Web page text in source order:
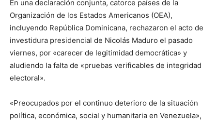
En una declaración conjunta, catorce países de la
Organización de los Estados Americanos (OEA),
incluyendo República Dominicana, rechazaron el acto de
investidura presidencial de Nicolás Maduro el pasado
viernes, por «carecer de legitimidad democrática» y
aludiendo la falta de «pruebas verificables de integridad
electoral».
«Preocupados por el continuo deterioro de la situación
política, económica, social y humanitaria en Venezuela»,